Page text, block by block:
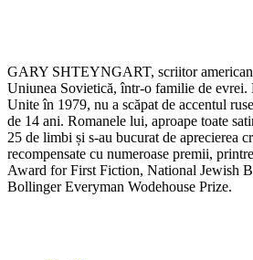
GARY SHTEYNGART, scriitor
Uniunea Sovietică, într-o familie de evrei.
Unite în 1979, nu a scăpat de accentul
de 14 ani. Romanele lui, aproape toate
25 de limbi și s-au bucurat de aprecierea
recompensate cu numeroase premii,
Award for First Fiction, National Jewish
Bollinger Everyman Wodehouse Prize.